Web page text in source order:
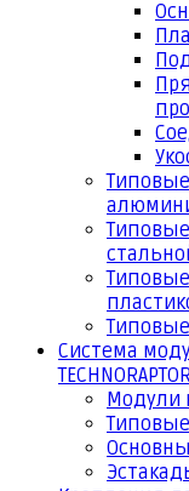
Система
Модули